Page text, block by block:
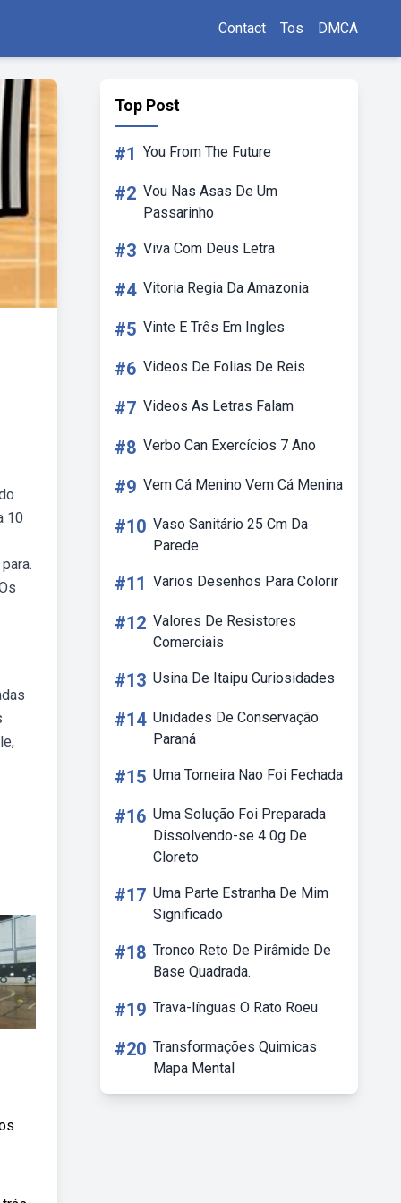
Contact Tos DMCA
10
Top Post
#1 You From The Future
#2 Vou Nas Asas De Um
Passarinho
#3 Viva Com Deus Letra
#4 Vitoria Regia Da Amazonia
#5 Vinte E Três Em Ingles
#6 Videos De Folias De Reis
#7 Videos As Letras Falam
#8 Verbo Can Exercícios 7 Ano
#9 Vem Cá Menino Vem Cá Menina
#10 Vaso Sanitário 25 Cm Da
Parede
#11 Varios Desenhos Para Colorir
#12 Valores De Resistores
Comerciais
#13 Usina De Itaipu Curiosidades
#14 Unidades De Conservação
Paraná
#15 Uma Torneira Nao Foi Fechada
#16 Uma Solução Foi Preparada
Dissolvendo-se 4 0g De
Cloreto
#17 Uma Parte Estranha De Mim
Significado
#18 Tronco Reto De Pirâmide De
Base Quadrada.
#19 Trava-línguas O Rato Roeu
#20 Transformações Quimicas
Mapa Mental